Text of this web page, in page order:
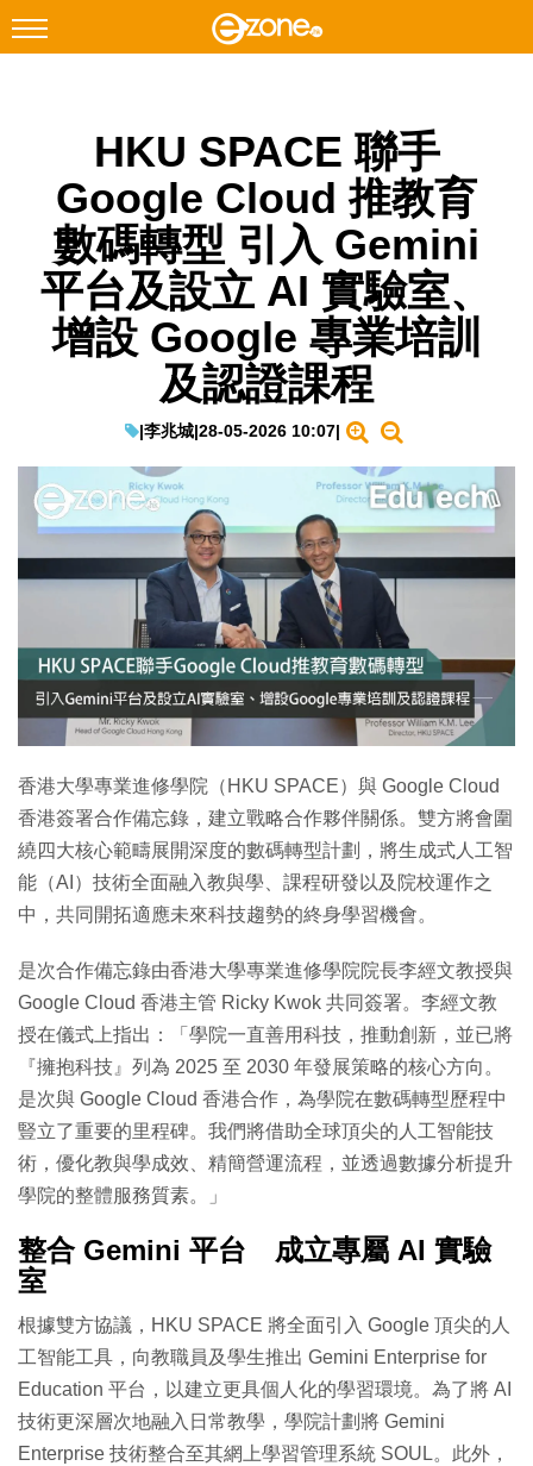
Facebook Instagram
科技焦點
網絡生活
遊戲動漫
教學評測
生成式AI與雲端應用
Enterprise Digital Transformation
特集
HKU SPACE 聯手
Google Cloud 推教育
數碼轉型 引入 Gemini
平台及設立 AI 實驗室、
增設 Google 專業培訓
及認證課程
|李兆城|28-05-2026 10:07|
香港大學專業進修學院（HKU SPACE）與 Google Cloud
香港簽署合作備忘錄，建立戰略合作夥伴關係。雙方將會圍
繞四大核心範疇展開深度的數碼轉型計劃，將生成式人工智
能（AI）技術全面融入教與學、課程研發以及院校運作之
中，共同開拓適應未來科技趨勢的終身學習機會。
是次合作備忘錄由香港大學專業進修學院院長李經文教授與
Google Cloud 香港主管 Ricky Kwok 共同簽署。李經文教
授在儀式上指出：「學院一直善用科技，推動創新，並已將
『擁抱科技』列為 2025 至 2030 年發展策略的核心方向。
是次與 Google Cloud 香港合作，為學院在數碼轉型歷程中
豎立了重要的里程碑。我們將借助全球頂尖的人工智能技
術，優化教與學成效、精簡營運流程，並透過數據分析提升
學院的整體服務質素。」
整合 Gemini 平台 成立專屬 AI 實驗
室
根據雙方協議，HKU SPACE 將全面引入 Google 頂尖的人
工智能工具，向教職員及學生推出 Gemini Enterprise for
Education 平台，以建立更具個人化的學習環境。為了將 AI
技術更深層次地融入日常教學，學院計劃將 Gemini
Enterprise 技術整合至其網上學習管理系統 SOUL。此外，